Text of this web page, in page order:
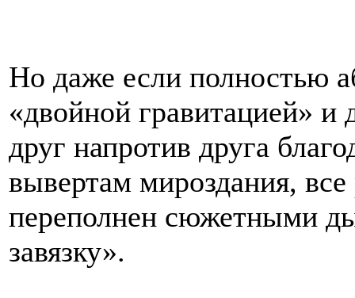
Но даже если полностью
«двойной гравитацией»
друг напротив друга
вывертам мироздания,
переполнен сюжетными
завязку».